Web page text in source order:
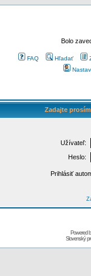
Bolo
FAQ Hľadať
Zadajte
Užívateľ:
Heslo:
Prihlásiť
Powered
Slovenský